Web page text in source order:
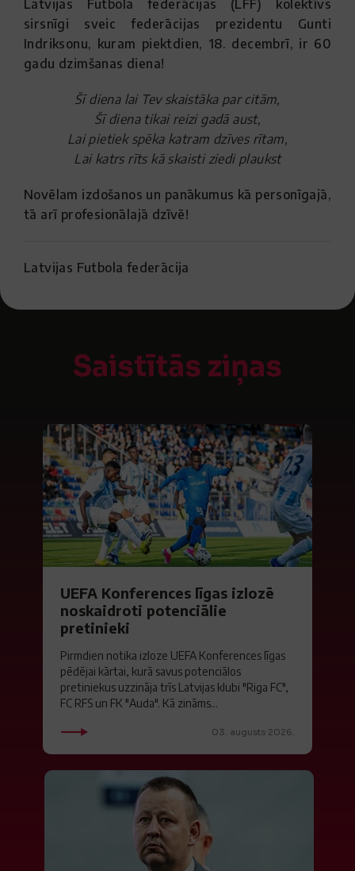
Latvijas Futbola federācijas (LFF) kolektīvs
sirsnīgi sveic federācijas prezidentu Gunti
Indriksonu, kuram piektdien, 18. decembrī, ir 60
gadu dzimšanas diena!
Šī diena lai Tev skaistāka par citām,
Šī diena tikai reizi gadā aust,
Lai pietiek spēka katram dzīves rītam,
Lai katrs rīts kā skaisti ziedi plaukst
Novēlam izdošanos un panākumus kā personīgajā,
tā arī profesionālajā dzīvē!
Latvijas Futbola federācija
Saistītās ziņas
UEFA Konferences līgas izlozē
noskaidroti potenciālie
pretinieki
Pirmdien notika izloze UEFA Konferences līgas
pēdējai kārtai, kurā savus potenciālos
pretiniekus uzzināja trīs Latvijas klubi "Riga FC",
FC RFS un FK "Auda". Kā zināms...
03. augusts 2026.